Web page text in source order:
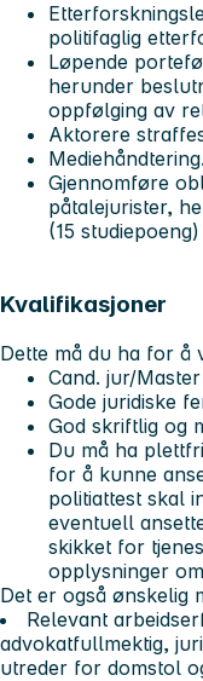
politifaglig
Løpende
herunder
oppfølging av
Aktorere
Mediehåndtering.
Gjennomføre
påtalejurister,
(15
Kvalifikasjoner
Dette må du ha for å
Cand. jur/
Gode juridiske
God skriftlig og
Du må ha
for å kunne
politiattest skal
eventuell
skikket for
opplysninger
Det er også ønskelig
Relevant
advokatfullmektig,
utreder for domstol